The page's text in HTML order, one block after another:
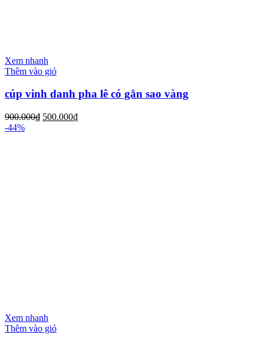
Xem nhanh
Thêm vào giỏ
cúp vinh danh pha lê có gắn sao vàng
900.000₫ 500.000₫
-44%
Xem nhanh
Thêm vào giỏ